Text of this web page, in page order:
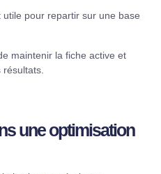
pour repartir sur une base
maintenir la fiche active et
une optimisation